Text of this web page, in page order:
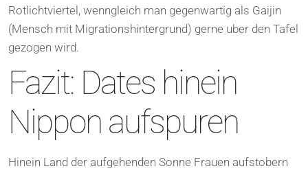
Rotlichtviertel, wenngleich man gegenwartig als Gaijin
(Mensch mit Migrationshintergrund) gerne uber den Tafel
gezogen wird.
Fazit: Dates hinein
Nippon aufspuren
Hinein Land der aufgehenden Sonne Frauen aufstobern